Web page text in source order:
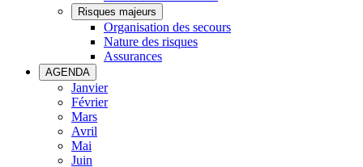
Risques majeurs
Organisation des secours
Nature des risques
Assurances
AGENDA
Janvier
Février
Mars
Avril
Mai
Juin